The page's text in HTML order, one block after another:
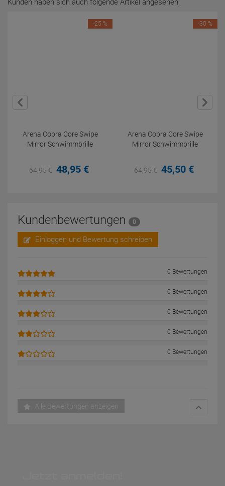
Kunden haben sich auch folgende Artikel angesehen:
Arena Cobra Core Swipe
Mirror Schwimmbrille
64,95€ 48,95 €
-25 %
Arena Cobra Core Swipe
Mirror Schwimmbrille
64,95€ 45,50 €
-30 %
Kundenbewertungen 0
Einloggen und Bewertung schreiben
0 Bewertungen
0 Bewertungen
0 Bewertungen
0 Bewertungen
0 Bewertungen
Alle Bewertungen anzeigen